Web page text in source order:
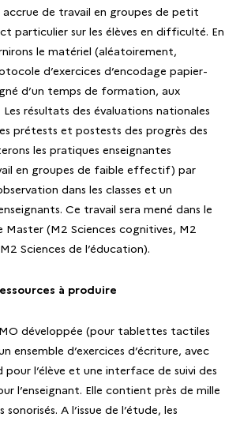
de travail en groupes de petit
particulier sur les élèves en difficulté. En
le matériel (aléatoirement,
d’exercices d’encodage papier-
d’un temps de formation, aux
Les résultats des évaluations nationales
prétests et postests des progrès des
les pratiques enseignantes
en groupes de faible effectif) par
dans les classes et un
Ce travail sera mené dans le
Master (M2 Sciences cognitives, M2
Sciences de l’éducation).
à produire
développée (pour tablettes tactiles
ensemble d’exercices d’écriture, avec
l’élève et une interface de suivi des
l’enseignant. Elle contient près de mille
A l’issue de l’étude, les